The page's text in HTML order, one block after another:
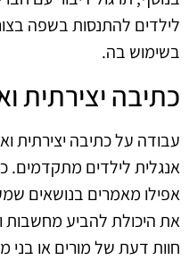
לילדים להתנסות בשפה
בשימוש בה.
כתיבה יצירתית
עבודה על כתיבה יצירתית
אנגלית לילדים מתקדמים.
אפילו מאמרים בנושאים
את היכולת להביע מחשבות
חוות דעת של מורים או